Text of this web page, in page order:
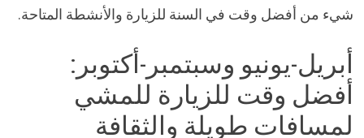
شيء من أفضل وقت في السنة للزيارة والأنشطة المتاحة.
أبريل-يونيو وسبتمبر-أكتوبر:
أفضل وقت للزيارة للمشي
لمسافات طويلة والثقافة